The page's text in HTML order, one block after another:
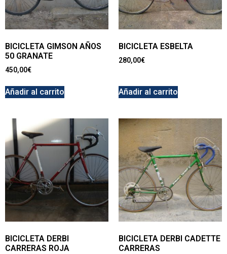
BICICLETA GIMSON AÑOS
50 GRANATE
450,00€
Añadir al carrito
BICICLETA ESBELTA
280,00€
Añadir al carrito
BICICLETA DERBI
CARRERAS ROJA
BICICLETA DERBI CADETTE
CARRERAS